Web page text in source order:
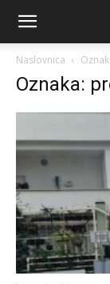
Naslovnica
Oznaka: